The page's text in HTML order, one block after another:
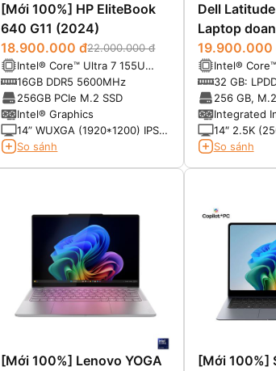
[Mới 100%] HP EliteBook
640 G11 (2024)
18.900.000 đ22.000.000 đ
Intel® Core™ Ultra 7 155U
vPro (12-Core, 14-Thread,
12MB Cache, up to 4.8GHz
Max Turbo Frequency)
16GB DDR5 5600MHz
256GB PCIe M.2 SSD
Intel® Graphics
14” WUXGA (1920*1200) IPS,
Anti-Glare, 45% NTSC, 300
So sánh
Dell
Laptop
cấp
19.900.000
Intel®
vPRO
14 threads,
Max Turbo)
32 GB:
(onboard)
256 GB,
Gen 4
Integrated
14″ 2.5K
So sánh
[Mới 100%] Lenovo YOGA
[Mới 100%]